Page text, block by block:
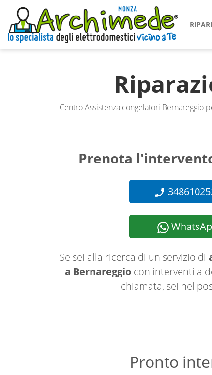
Centro Assistenza congelatori
Prenota
Se sei alla ricerca di un servizio di
a Bernareggiocon interventi a
chiamata, sei nel
Pronto